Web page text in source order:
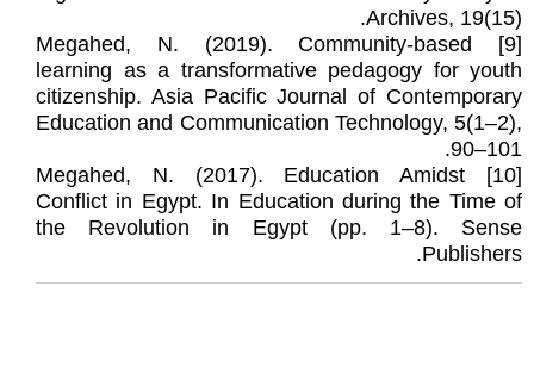
Archives, 19(15).
[9] Megahed, N. (2019). Community-based
learning as a transformative pedagogy for youth
citizenship. Asia Pacific Journal of Contemporary
Education and Communication Technology, 5(1–2),
90–101.
[10] Megahed, N. (2017). Education Amidst
Conflict in Egypt. In Education during the Time of
the Revolution in Egypt (pp. 1–8). Sense
Publishers.